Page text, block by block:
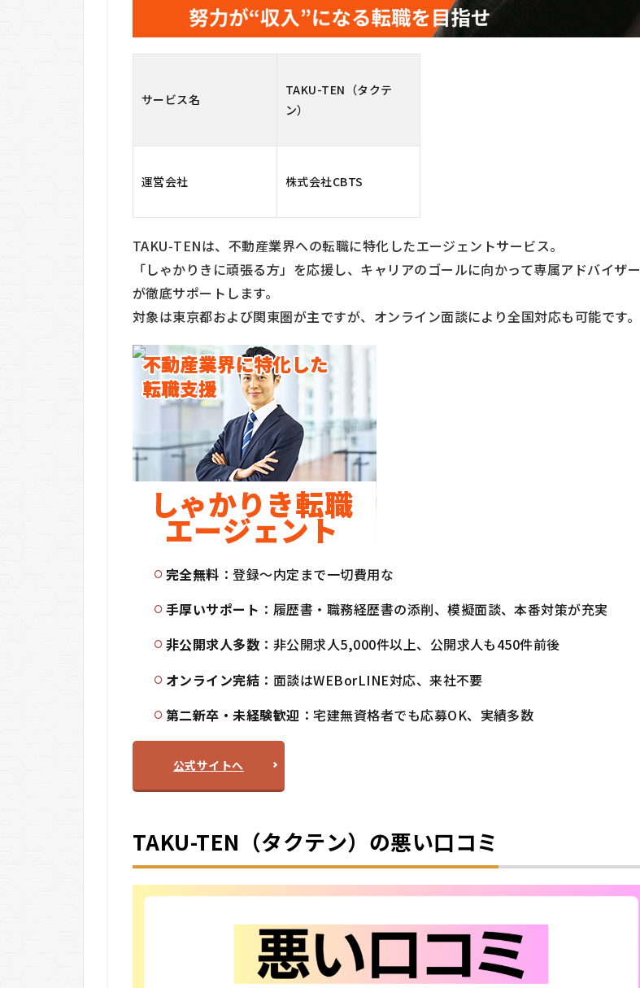
4
TAKU-
クテン）
の料金
TAKU-
TEN（タ
流れ
5.1
1.
職相
申
込】
5.2
ジュ
面談
また
は
LINE
談】
5.3
【求
人紹
介・
キャ
リア
提
案】
5.4
4.
策・
サービス名
TAKU-TEN（タクテ
ン）
運営会社 株式会社CBTS
TAKU‑TENは、不動産業界への転職に特化したエージェントサービス。
「しゃかりきに頑張る方」を応援し、キャリアのゴールに向かって専属アドバイザー
が徹底サポートします。
対象は東京都および関東圏が主ですが、オンライン面談により全国対応も可能です。
完全無料 ：登録〜内定まで一切費用な
手厚いサポート ：履歴書・職務経歴書の添削、模擬面談、本番対策が充実
非公開求人多数 ：非公開求人5,000件以上、公開求人も450件前後
オンライン完結 ：面談はWEBorLINE対応、来社不要
第二新卒・未経験歓迎 ：宅建無資格者でも応募OK、実績多数
公式サイトへ
TAKU-TEN（タクテン）の悪い口コミ